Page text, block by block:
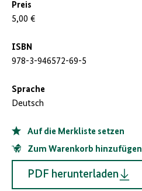
Preis
5,00 €
ISBN
978-3-946572-69-5
Sprache
Deutsch
Auf die Merkliste setzen
Zum Warenkorb hinzufügen
PDF herunterladen